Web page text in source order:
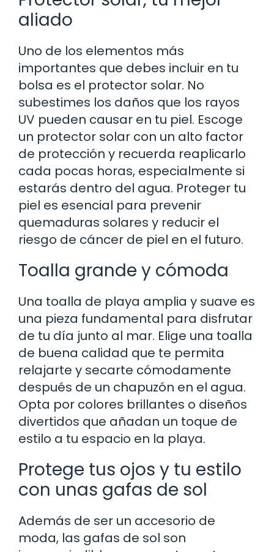
aliado
Uno de los elementos más
importantes que debes incluir en tu
bolsa es el protector solar. No
subestimes los daños que los rayos
UV pueden causar en tu piel. Escoge
un protector solar con un alto factor
de protección y recuerda reaplicarlo
cada pocas horas, especialmente si
estarás dentro del agua. Proteger tu
piel es esencial para prevenir
quemaduras solares y reducir el
riesgo de cáncer de piel en el futuro.
Toalla grande y cómoda
Una toalla de playa amplia y suave es
una pieza fundamental para disfrutar
de tu día junto al mar. Elige una toalla
de buena calidad que te permita
relajarte y secarte cómodamente
después de un chapuzón en el agua.
Opta por colores brillantes o diseños
divertidos que añadan un toque de
estilo a tu espacio en la playa.
Protege tus ojos y tu estilo
con unas gafas de sol
Además de ser un accesorio de
moda, las gafas de sol son